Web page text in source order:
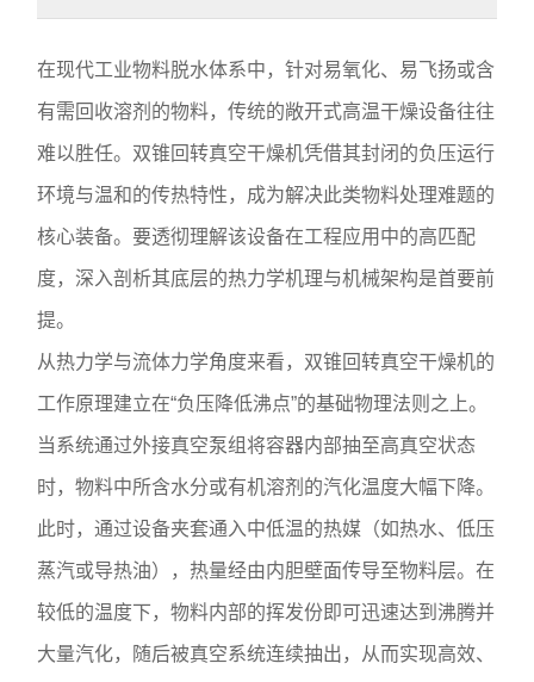
在现代工业物料脱水体系中，针对易氧化、易飞扬或含
有需回收溶剂的物料，传统的敞开式高温干燥设备往往
难以胜任。双锥回转真空干燥机凭借其封闭的负压运行
环境与温和的传热特性，成为解决此类物料处理难题的
核心装备。要透彻理解该设备在工程应用中的高匹配
度，深入剖析其底层的热力学机理与机械架构是首要前
提。
从热力学与流体力学角度来看，双锥回转真空干燥机的
工作原理建立在“负压降低沸点”的基础物理法则之上。
当系统通过外接真空泵组将容器内部抽至高真空状态
时，物料中所含水分或有机溶剂的汽化温度大幅下降。
此时，通过设备夹套通入中低温的热媒（如热水、低压
蒸汽或导热油），热量经由内胆壁面传导至物料层。在
较低的温度下，物料内部的挥发份即可迅速达到沸腾并
大量汽化，随后被真空系统连续抽出，从而实现高效、